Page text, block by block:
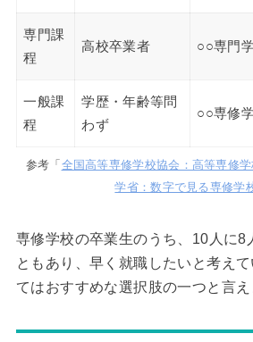
専門課
程
高校卒業者 ○○専門
一般課
程
学歴・年齢等問
わず
○○専修
参考「全国高等専修学校協会：高等専修学
学省：数字で見る専修学
専修学校の卒業生のうち、10人に8
ともあり、早く就職したいと考え
てはおすすめな選択肢の一つと言え